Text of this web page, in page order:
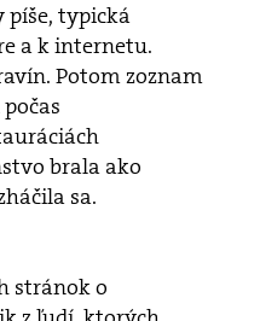
píše, typická
a k internetu.
Potom zoznam
brala ako
sa.
stránok o